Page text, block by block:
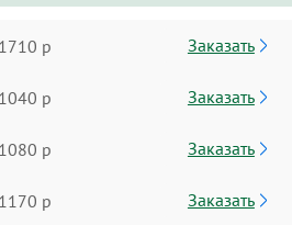
р Заказать
р Заказать
р Заказать
р Заказать